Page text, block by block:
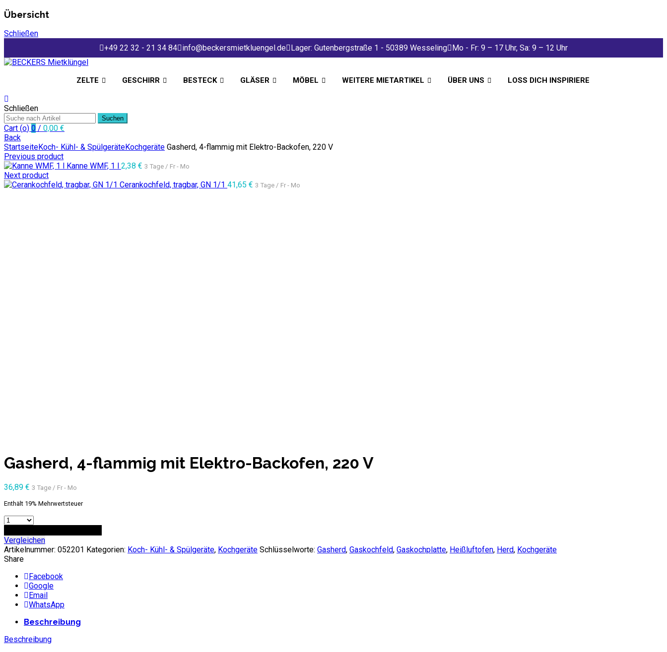
Übersicht
Schließen
+49 22 32 - 21 34 84 info@beckersmietkluengel.de Lager: Gutenbergstraße 1 - 50389 Wesseling Mo - Fr: 9 – 17 Uhr, Sa: 9 – 12 Uhr
ZELTE GESCHIRR BESTECK GLÄSER MÖBEL WEITERE MIETARTIKEL ÜBER UNS LOSS DICH INSPIRIERE
Schließen
Suchen
Cart (o) 0 / 0,00 €
Back
StartseiteKoch- Kühl- & SpülgeräteKochgeräte Gasherd, 4-flammig mit Elektro-Backofen, 220 V
Previous product
Kanne WMF, 1 l 2,38 € 3 Tage / Fr - Mo
Next product
Cerankochfeld, tragbar, GN 1/1 41,65 € 3 Tage / Fr - Mo
Gasherd, 4-flammig mit Elektro-Backofen, 220 V
36,89 € 3 Tage / Fr - Mo
Enthält 19% Mehrwertsteuer
Anzahl
Vergleichen
Artikelnummer: 052201 Kategorien: Koch- Kühl- & Spülgeräte, Kochgeräte Schlüsselworte: Gasherd, Gaskochfeld, Gaskochplatte, Heißluftofen, Herd, Kochgeräte
Share
Facebook
Google
Email
WhatsApp
Beschreibung
Beschreibung